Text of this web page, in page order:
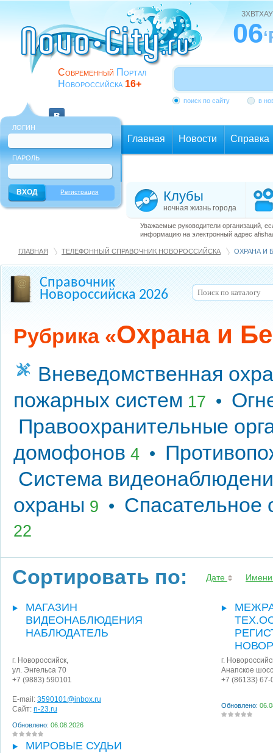
Современный Портал
Новороссийска 16+
ЗХВТХАУ
06
поиск по сайту в
ЛОГИН
ПАРОЛЬ
Регистрация
Главная Новости Справка
Клубы
ночная жизнь города
Уважаемые руководители организаций,
информацию на электронный адрес
ГЛАВНАЯ ТЕЛЕФОННЫЙ СПРАВОЧНИК НОВОРОССИЙСКА ОХРАНА И
Справочник
Новороссийска 2026
Рубрика «Охрана и
Вневедомственная
пожарных систем 17 •
Правоохранительные
домофонов 4 •
Система
охраны 9 • Спасательное
22
Сортировать по: Дате Имени
МАГАЗИН
ВИДЕОНАБЛЮДЕНИЯ
НАБЛЮДАТЕЛЬ
г. Новороссийск,
ул. Энгельса 70
+7 (9883) 590101
E-mail: 3590101@inbox.ru
Сайт: n-23.ru
Обновлено: 06.08.2026
г.
Анапское
+7 (86133) 67-
Обновлено:
МИРОВЫЕ СУДЬИ